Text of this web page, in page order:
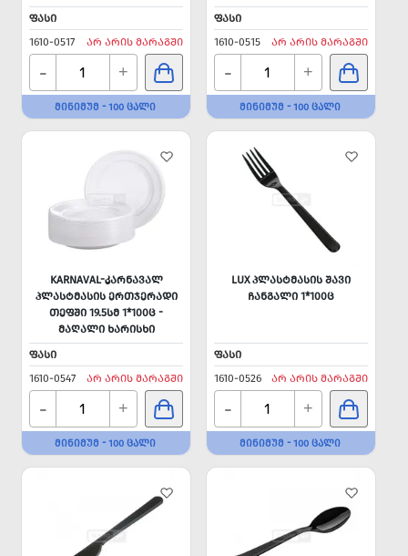
ᲤᲐᲡᲘ
1610-0517
ᲐᲠ ᲐᲠᲘᲡ ᲛᲐᲠᲐᲒᲨᲘ
- +
ᲛᲘᲜᲘᲛᲣᲛ - 100 ᲪᲐᲚᲘ
ᲤᲐᲡᲘ
1610-0515
ᲐᲠ ᲐᲠᲘᲡ ᲛᲐᲠᲐᲒᲨᲘ
- +
ᲛᲘᲜᲘᲛᲣᲛ - 100 ᲪᲐᲚᲘ
KARNAVAL-ᲙᲐᲠᲜᲐᲕᲐᲚ
ᲞᲚᲐᲡᲢᲛᲐᲡᲘᲡ ᲔᲠᲗᲯᲔᲠᲐᲓᲘ
ᲗᲔᲤᲨᲘ 19.5ᲡᲛ 1*100Ც -
ᲛᲐᲦᲐᲚᲘ ᲮᲐᲠᲘᲡᲮᲘ
ᲤᲐᲡᲘ
1610-0547
ᲐᲠ ᲐᲠᲘᲡ ᲛᲐᲠᲐᲒᲨᲘ
- +
ᲛᲘᲜᲘᲛᲣᲛ - 100 ᲪᲐᲚᲘ
LUX ᲞᲚᲐᲡᲢᲛᲐᲡᲘᲡ ᲨᲐᲕᲘ
ᲩᲐᲜᲒᲐᲚᲘ 1*100Ც
ᲤᲐᲡᲘ
1610-0526
ᲐᲠ ᲐᲠᲘᲡ ᲛᲐᲠᲐᲒᲨᲘ
- +
ᲛᲘᲜᲘᲛᲣᲛ - 100 ᲪᲐᲚᲘ